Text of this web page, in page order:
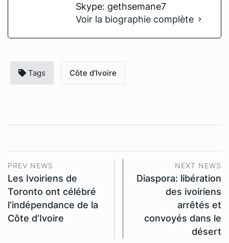
Skype: gethsemane7
Voir la biographie complète
Tags Côte d'Ivoire
PREV NEWS
Les Ivoiriens de
Toronto ont célébré
l’indépendance de la
Côte d’Ivoire
NEXT NEWS
Diaspora: libération
des ivoiriens
arrêtés et
convoyés dans le
désert